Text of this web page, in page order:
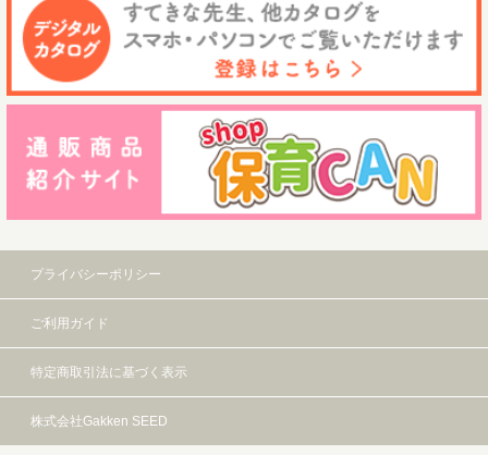
プライバシーポリシー
ご利用ガイド
特定商取引法に基づく表示
株式会社Gakken SEED